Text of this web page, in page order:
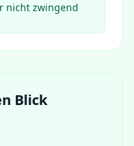
nicht zwingend
Blick